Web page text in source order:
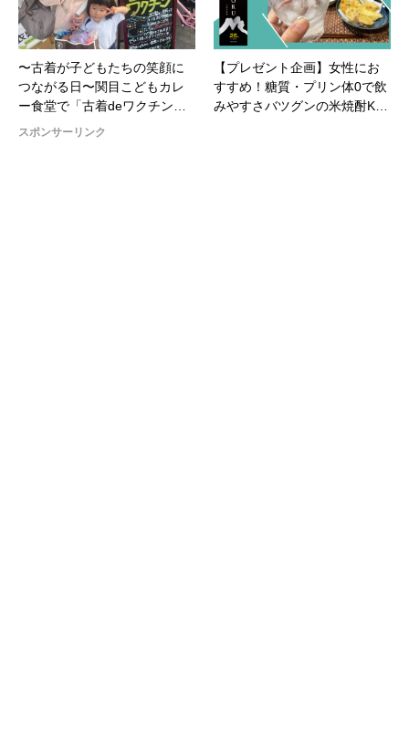
〜古着が子どもたちの笑顔に
つながる日〜関目こどもカレ
ー食堂で「古着deワクチン…
【プレゼント企画】女性にお
すすめ！糖質・プリン体0で飲
みやすさバツグンの米焼酎K…
スポンサーリンク